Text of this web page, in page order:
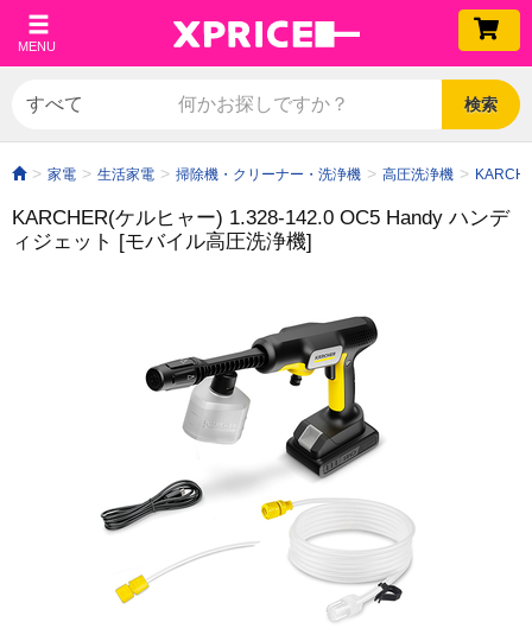
MENU
検索
家電 生活家電 掃除機・クリーナー・洗浄機 高圧洗浄機
KARCHER(ケルヒャー) 1.328-142.0 OC5 Handy ハンデ
ィジェット [モバイル高圧洗浄機]